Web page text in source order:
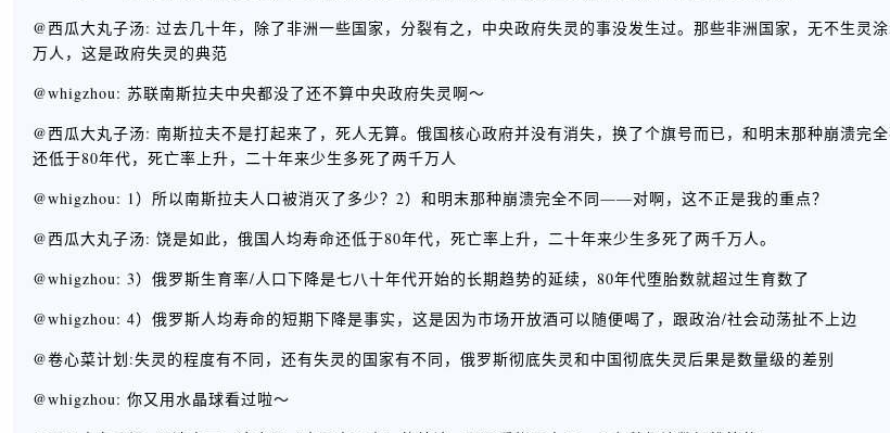
@西瓜大丸子汤: 过去几十年，除了非洲一些国家，分裂有之，中央政府失灵的事没发生过。那些非洲国家，无不生灵
万人，这是政府失灵的典范
@whigzhou: 苏联南斯拉夫中央都没了还不算中央政府失灵啊～
@西瓜大丸子汤: 南斯拉夫不是打起来了，死人无算。俄国核心政府并没有消失，换了个旗号而已，和明末那种崩溃完
还低于80年代，死亡率上升，二十年来少生多死了两千万人
@whigzhou: 1）所以南斯拉夫人口被消灭了多少？2）和明末那种崩溃完全不同——对啊，这不正是我的重点？
@西瓜大丸子汤: 饶是如此，俄国人均寿命还低于80年代，死亡率上升，二十年来少生多死了两千万人。
@whigzhou: 3）俄罗斯生育率/人口下降是七八十年代开始的长期趋势的延续，80年代堕胎数就超过生育数了
@whigzhou: 4）俄罗斯人均寿命的短期下降是事实，这是因为市场开放酒可以随便喝了，跟政治/社会动荡扯不上边
@卷心菜计划:失灵的程度有不同，还有失灵的国家有不同，俄罗斯彻底失灵和中国彻底失灵后果是数量级的差别
@whigzhou: 你又用水晶球看过啦～